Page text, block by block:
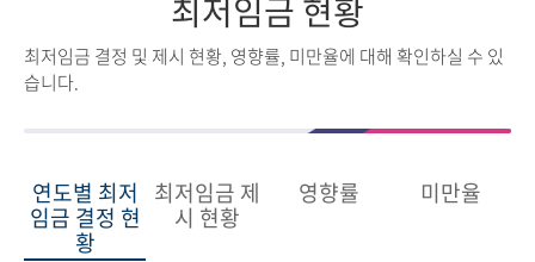
최저임금 현황
최저임금 결정 및 제시 현황, 영향률, 미만율에 대해 확인하실 수 있
습니다.
연도별 최저
임금 결정 현
황
최저임금 제
시 현황
영향률 미만율